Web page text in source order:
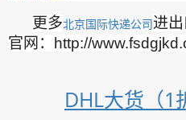
更多北京国际快递公司进
官网：http://
DHL大货（1